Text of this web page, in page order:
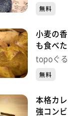
無料
小麦の
も食べ
BREAD
topoぐ
無料
本格カ
強コン